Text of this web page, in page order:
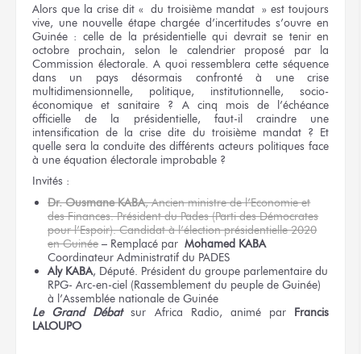
Alors que la crise dit « du troisième mandat » est toujours
vive, une nouvelle étape chargée d’incertitudes s’ouvre en
Guinée : celle de la présidentielle qui devrait se tenir en
octobre prochain, selon le calendrier proposé par la
Commission électorale. A quoi ressemblera cette séquence
dans un pays désormais confronté à une crise
multidimensionnelle, politique, institutionnelle, socio-
économique et sanitaire ? A cinq mois de l’échéance
officielle de la présidentielle, faut-il craindre une
intensification de la crise dite du troisième mandat ? Et
quelle sera la conduite des différents acteurs politiques face
à une équation électorale improbable ?
Invités :
Dr. Ousmane KABA, Ancien ministre de l’Economie et
des Finances. Président du Pades (Parti des Démocrates
pour l’Espoir). Candidat à l’élection présidentielle 2020
en Guinée– Remplacé parMohamed KABA
Coordinateur Administratif du PADES
Aly KABA, Député. Président du groupe parlementaire du
RPG- Arc-en-ciel (Rassemblement du peuple de Guinée)
à l’Assemblée nationale de Guinée
Le Grand Débatsur Africa Radio, animé par Francis
LALOUPO